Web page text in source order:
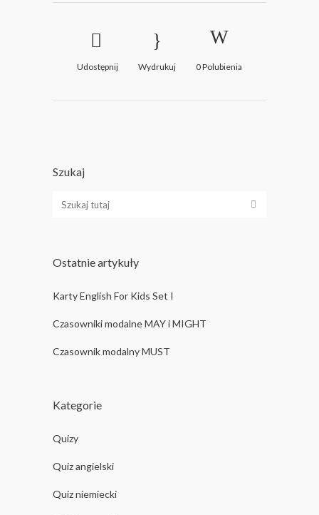
Udostępnij Wydrukuj 0Polubienia
Szukaj
Ostatnie artykuły
Karty English For Kids Set I
Czasowniki modalne MAY i MIGHT
Czasownik modalny MUST
Kategorie
Quizy
Quiz angielski
Quiz niemiecki